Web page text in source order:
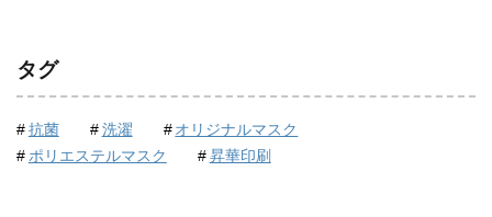
タグ
抗菌 洗濯
オリジナルマスク
ポリエステルマスク
昇華印刷